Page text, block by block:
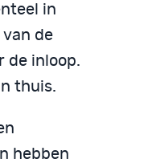
in
de
de inloop.
thuis.
hebben